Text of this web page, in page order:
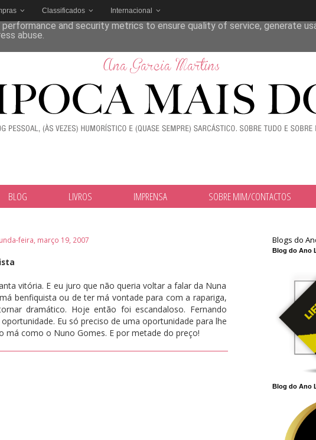
Classificados Internacional
BLOG LIVROS IMPRENSA SOBRE MIM/CONTACTOS
feira, março 19, 2007
vitória. E eu juro que não queria voltar a falar da Nuna
benfiquista ou de ter má vontade para com a rapariga,
dramático. Hoje então foi escandaloso. Fernando
Eu só preciso de uma oportunidade para lhe
má como o Nuno Gomes. E por metade do preço!
Blogs do
Blog do Ano
Blog do Ano
to deliver its services and to analyze traffic. Your IP address and user-
and security metrics to ensure quality of service, generate
abuse.